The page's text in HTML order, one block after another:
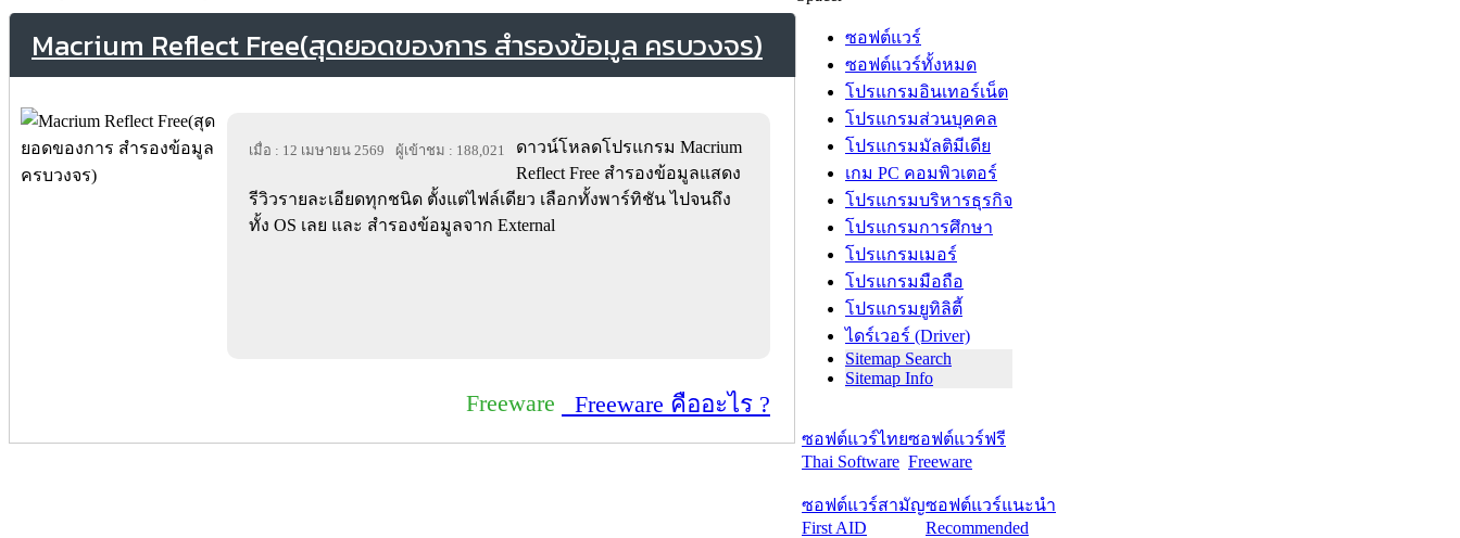
Macrium Reflect Free(สุดยอดของการ สำรองข้อมูล ครบวงจร)
เมื่อ : 12 เมษายน 2569 ผู้เข้าชม : 188,021
ดาวน์โหลดโปรแกรม Macrium
Reflect Free สำรองข้อมูลแสดง
รีวิวรายละเอียดทุกชนิด ตั้งแต่ไฟล์เดียว เลือกทั้งพาร์ทิชัน ไปจนถึง
ทั้ง OS เลย และ สำรองข้อมูลจาก External
Freeware Freeware คืออะไร ?
ซอฟต์แวร์
ซอฟต์แวร์ทั้งหมด
โปรแกรมอินเทอร์เน็ต
โปรแกรมส่วนบุคคล
โปรแกรมมัลติมีเดีย
เกม PC คอมพิวเตอร์
โปรแกรมบริหารธุรกิจ
โปรแกรมการศึกษา
โปรแกรมเมอร์
โปรแกรมมือถือ
โปรแกรมยูทิลิตี้
ไดร์เวอร์ (Driver)
Sitemap Search
Sitemap Info
ซอฟต์แวร์ไทย
Thai Software
ซอฟต์แวร์ฟรี
Freeware
ซอฟต์แวร์สามัญ
First AID
ซอฟต์แวร์แนะนำ
Recommended